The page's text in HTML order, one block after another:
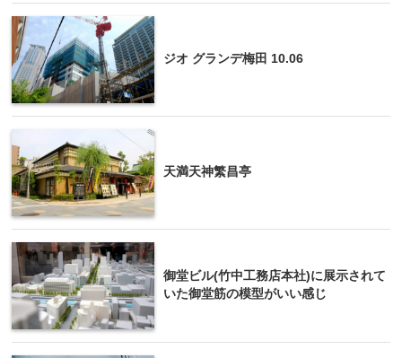
ジオ グランデ梅田 10.06
天満天神繁昌亭
御堂ビル(竹中工務店本社)に展示されて
いた御堂筋の模型がいい感じ